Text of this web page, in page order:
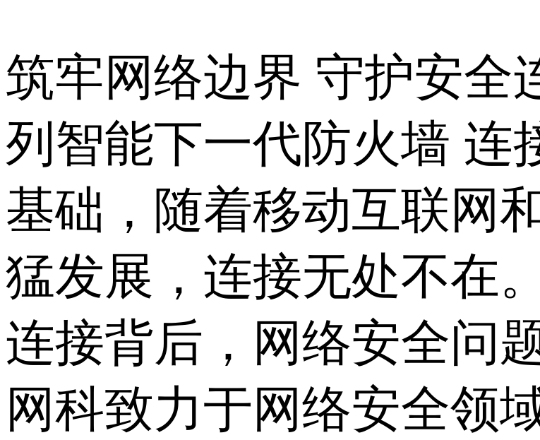
筑牢网络边界 守护安全
列智能下一代防火墙 连
基础，随着移动互联网
猛发展，连接无处不在
连接背后，网络安全问
网科致力于网络安全领